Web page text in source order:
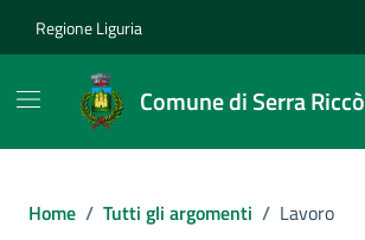
Regione Liguria
Comune di Serra Riccò
Home / Tutti gli argomenti / Lavoro